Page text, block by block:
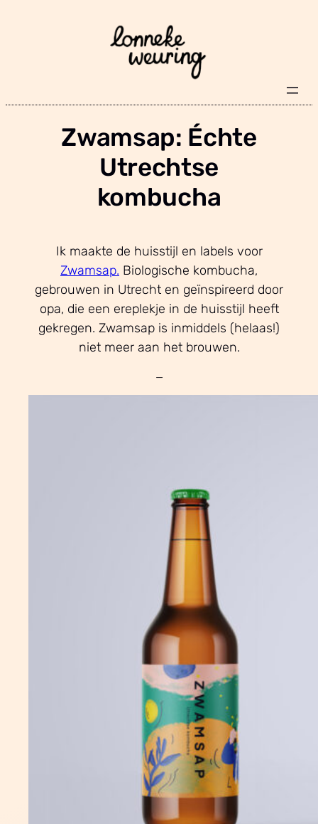
Zwamsap: Échte
Utrechtse
kombucha
Ik maakte de huisstijl en labels voor
Zwamsap. Biologische kombucha,
gebrouwen in Utrecht en geïnspireerd door
opa, die een ereplekje in de huisstijl heeft
gekregen. Zwamsap is inmiddels (helaas!)
niet meer aan het brouwen.
—